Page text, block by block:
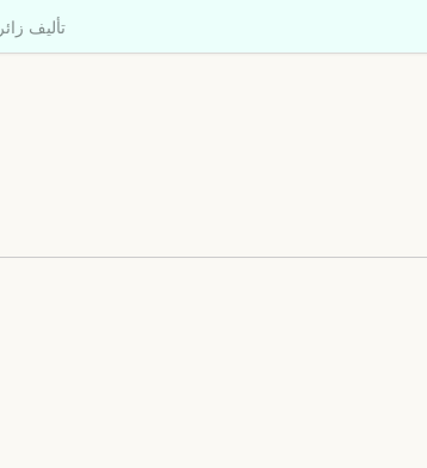
تأليف زائر